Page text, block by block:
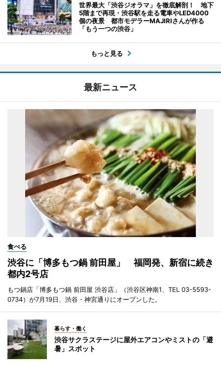
世界最大「渋谷ジオラマ」を徹底解剖！ 地下
5階まで再現・渋谷駅を走る電車やLED4000
個の夜景 都市モデラーMAJIRIさんが作る
「もう一つの渋谷」
もっと見る
最新ニュース
食べる
渋谷に「博多もつ鍋 前田屋」 福岡発、新宿に続き
都内2号店
もつ鍋店「博多もつ鍋 前田屋 渋谷店」（渋谷区神南1、TEL 03-5593-
0734）が7月19日、渋谷・神宮通りにオープンした。
暮らす・働く
渋谷サクラステージに屋外エアコンやミストの「避
暑」スポット